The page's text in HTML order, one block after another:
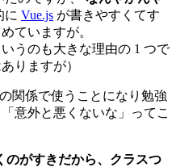
に Vue.js が書きやすくてす
ていますが。
うのも大きな理由の 1 つで
りますが）
関係で使うことになり勉強
意外と悪くないな」ってこ
のがすきだから、クラスつ